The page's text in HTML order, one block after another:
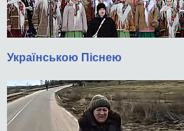
Українською Піснею